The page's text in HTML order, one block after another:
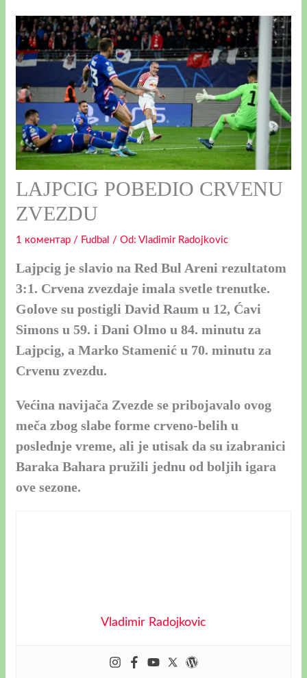
садржај
LAJPCIG POBEDIO CRVENU
ZVEZDU
1 коментар / Fudbal / Оd:Vladimir Radojkovic
Lajpcig je slavio na Red Bul Areni rezultatom
3:1. Crvena zvezdaje imala svetle trenutke.
Golove su postigli David Raum u 12, Ćavi
Simons u 59. i Dani Olmo u 84. minutu za
Lajpcig, a Marko Stamenić u 70. minutu za
Crvenu zvezdu.
Većina navijača Zvezde se pribojavalo ovog
meča zbog slabe forme crveno-belih u
poslednje vreme, ali je utisak da su izabranici
Baraka Bahara pružili jednu od boljih igara
ove sezone.
Vladimir Radojkovic